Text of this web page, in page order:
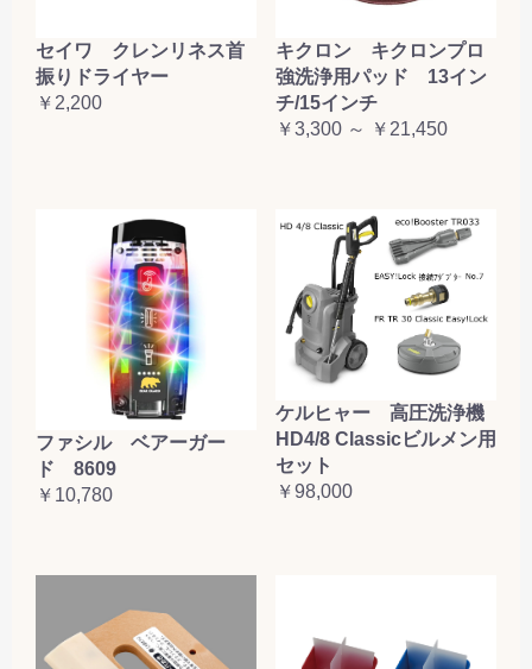
セイワ クレンリネス首
振りドライヤー
￥2,200
キクロン キクロンプロ
強洗浄用パッド 13イン
チ/15インチ
￥3,300 ～ ￥21,450
ファシル ベアーガー
ド 8609
￥10,780
ケルヒャー 高圧洗浄機
HD4/8 Classicビルメン用
セット
￥98,000